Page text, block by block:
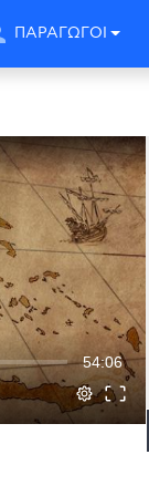
ΠΑΡΑΓΩΓΟΙ
54:06